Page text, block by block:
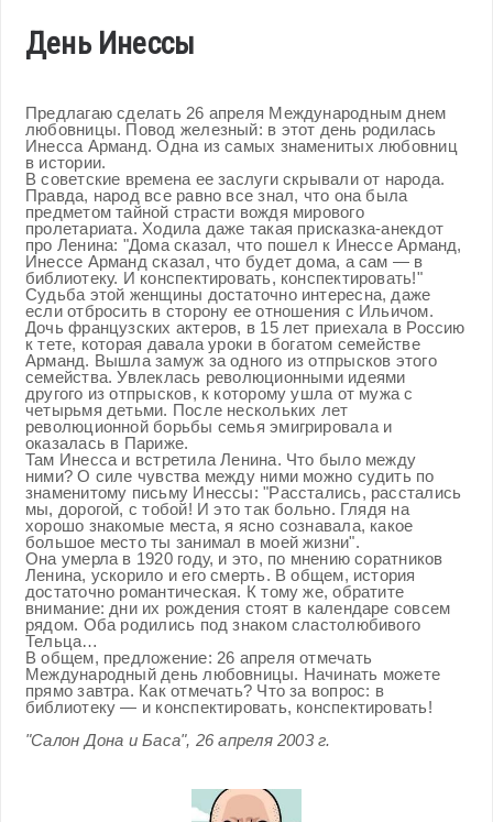
День Инессы
Предлагаю сделать 26 апреля Международным днем
любовницы. Повод железный: в этот день родилась
Инесса Арманд. Одна из самых знаменитых любовниц
в истории.
В советские времена ее заслуги скрывали от народа.
Правда, народ все равно все знал, что она была
предметом тайной страсти вождя мирового
пролетариата. Ходила даже такая присказка-анекдот
про Ленина: "Дома сказал, что пошел к Инессе Арманд,
Инессе Арманд сказал, что будет дома, а сам — в
библиотеку. И конспектировать, конспектировать!"
Судьба этой женщины достаточно интересна, даже
если отбросить в сторону ее отношения с Ильичом.
Дочь французских актеров, в 15 лет приехала в Россию
к тете, которая давала уроки в богатом семействе
Арманд. Вышла замуж за одного из отпрысков этого
семейства. Увлеклась революционными идеями
другого из отпрысков, к которому ушла от мужа с
четырьмя детьми. После нескольких лет
революционной борьбы семья эмигрировала и
оказалась в Париже.
Там Инесса и встретила Ленина. Что было между
ними? О силе чувства между ними можно судить по
знаменитому письму Инессы: "Расстались, расстались
мы, дорогой, с тобой! И это так больно. Глядя на
хорошо знакомые места, я ясно сознавала, какое
большое место ты занимал в моей жизни".
Она умерла в 1920 году, и это, по мнению соратников
Ленина, ускорило и его смерть. В общем, история
достаточно романтическая. К тому же, обратите
внимание: дни их рождения стоят в календаре совсем
рядом. Оба родились под знаком сластолюбивого
Тельца…
В общем, предложение: 26 апреля отмечать
Международный день любовницы. Начинать можете
прямо завтра. Как отмечать? Что за вопрос: в
библиотеку — и конспектировать, конспектировать!
"Салон Дона и Баса", 26 апреля 2003 г.